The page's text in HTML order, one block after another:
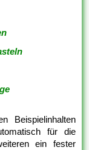
Beispielinhalten
für die
ein fester